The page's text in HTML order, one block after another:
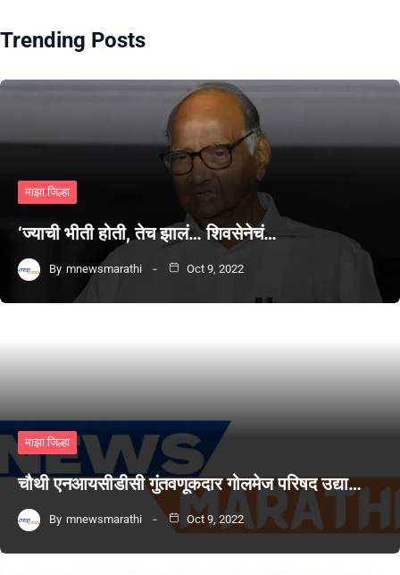
Trending Posts
माझा जिल्हा
‘ज्याची भीती होती, तेच झालं… शिवसेनेचं…
By mnewsmarathi Oct 9, 2022
माझा जिल्हा
चौथी एनआयसीडीसी गुंतवणूकदार गोलमेज परिषद उद्या…
By mnewsmarathi Oct 9, 2022